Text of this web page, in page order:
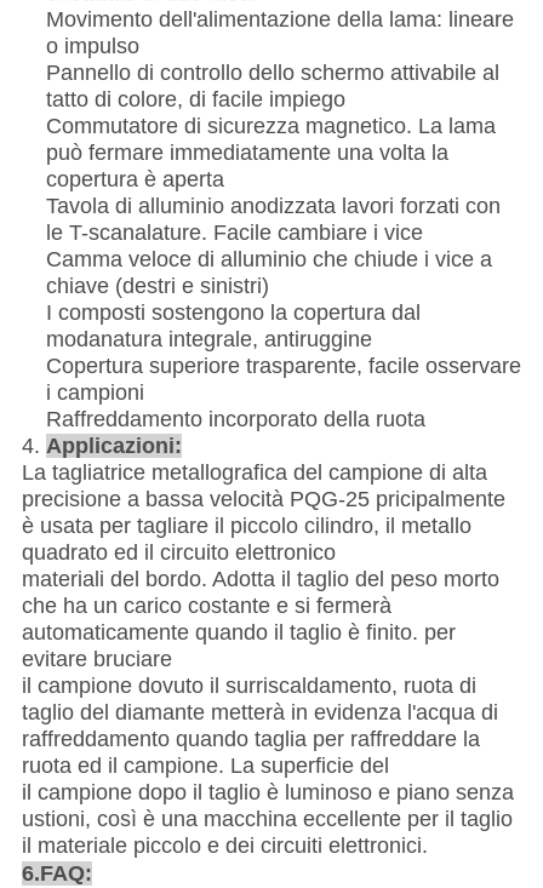
Movimento dell'alimentazione della lama: lineare
o impulso
Pannello di controllo dello schermo attivabile al
tatto di colore, di facile impiego
Commutatore di sicurezza magnetico. La lama
può fermare immediatamente una volta la
copertura è aperta
Tavola di alluminio anodizzata lavori forzati con
le T-scanalature. Facile cambiare i vice
Camma veloce di alluminio che chiude i vice a
chiave (destri e sinistri)
I composti sostengono la copertura dal
modanatura integrale, antiruggine
Copertura superiore trasparente, facile osservare
i campioni
Raffreddamento incorporato della ruota
4. Applicazioni:
La tagliatrice metallografica del campione di alta
precisione a bassa velocità PQG-25 pricipalmente
è usata per tagliare il piccolo cilindro, il metallo
quadrato ed il circuito elettronico
materiali del bordo. Adotta il taglio del peso morto
che ha un carico costante e si fermerà
automaticamente quando il taglio è finito. per
evitare bruciare
il campione dovuto il surriscaldamento, ruota di
taglio del diamante metterà in evidenza l'acqua di
raffreddamento quando taglia per raffreddare la
ruota ed il campione. La superficie del
il campione dopo il taglio è luminoso e piano senza
ustioni, così è una macchina eccellente per il taglio
il materiale piccolo e dei circuiti elettronici.
6.FAQ: